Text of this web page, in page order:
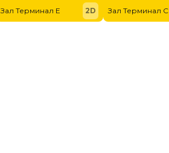
Зал Терминал E
2D
Зал Терминал C